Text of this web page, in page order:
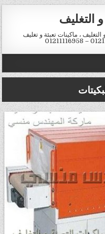
و التغليف
التغليف ، ماكينات تعبئة و تغليف